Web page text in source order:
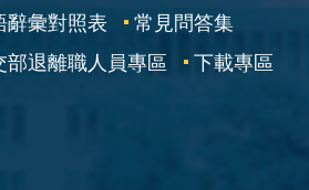
辭彙對照表
常見問答集
部退離職人員專區
下載專區